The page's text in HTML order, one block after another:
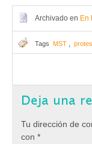
Archivado en En
Tags MST
Deja una
Tu dirección de
con *